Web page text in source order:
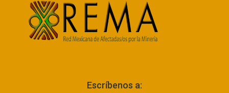
Escríbenos a: